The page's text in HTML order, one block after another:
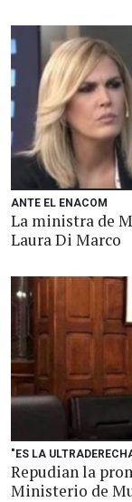
ANTE EL ENACOM
La ministra de
Laura Di Marco
"ES LA
Repudian la
Ministerio de